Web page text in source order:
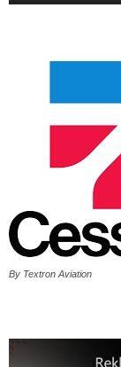
By Textron Aviation